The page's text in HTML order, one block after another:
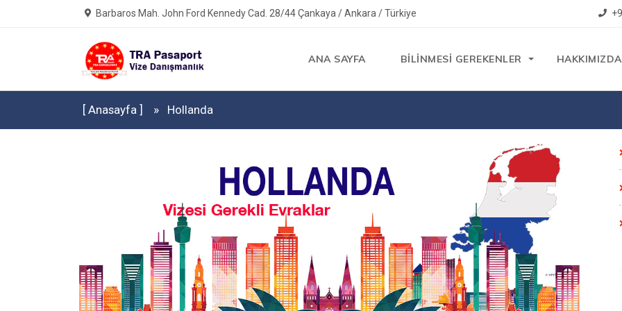
Barbaros Mah. John Ford Kennedy Cad. 28/44 Çankaya / Ankara / Türkiye
ANA SAYFA BİLİNMESİ GEREKENLER HAKKIMIZDA
[ Anasayfa ] Hollanda